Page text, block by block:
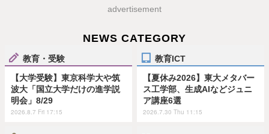
advertisement
NEWS CATEGORY
教育・受験
【大学受験】東京科学大や筑
波大「国立大学だけの進学説
明会」8/29
2026.8.7 Fri 17:15
教育ICT
【夏休み2026】東大メタバー
ス工学部、生成AIなどジュニ
ア講座6選
2026.7.30 Thu 11:15